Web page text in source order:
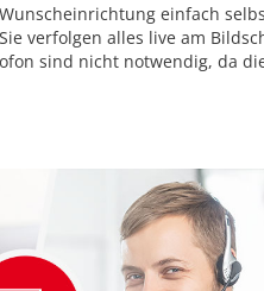
einfach
verfolgen alles live am
sind nicht notwendig, da